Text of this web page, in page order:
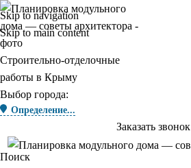
Skip to navigation
Skip to main content
Строительно-отделочные
работы в Крыму
Выбор города:
Определение...
Заказать звонок
Поиск